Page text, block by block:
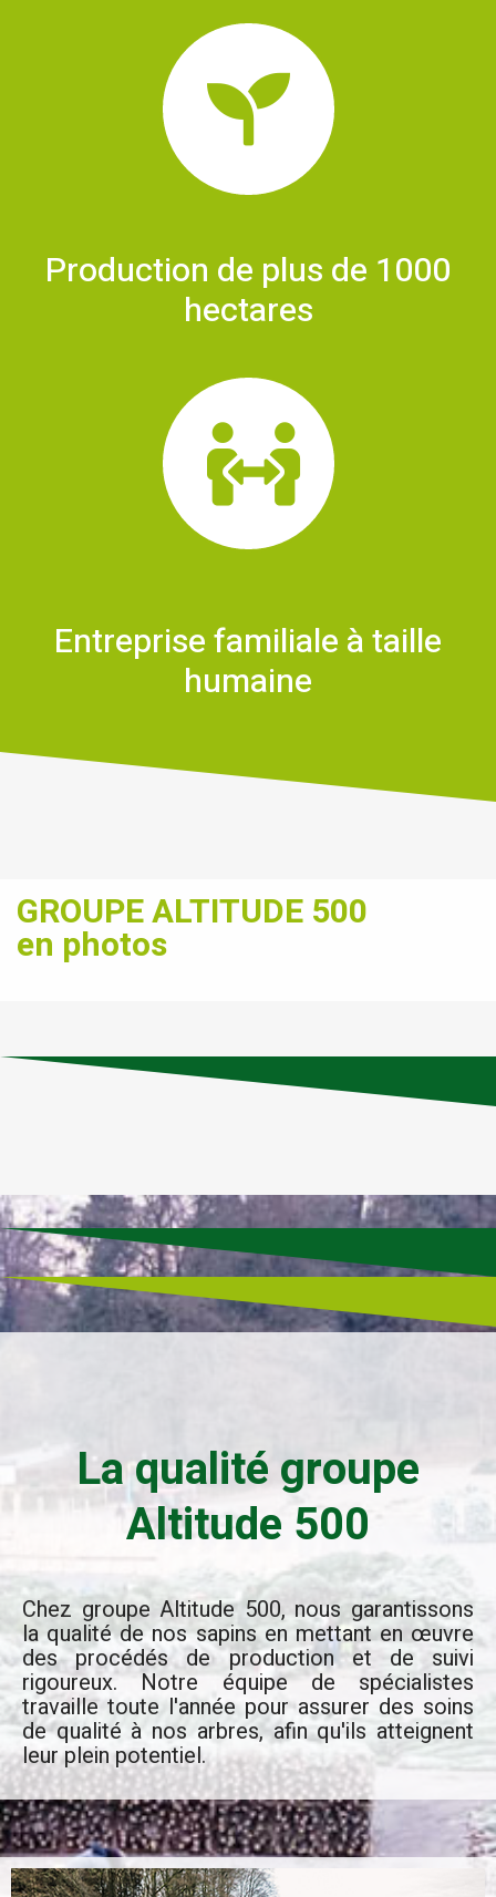
Production de plus de 1000
hectares
Entreprise familiale à taille
humaine
GROUPE ALTITUDE 500
en photos
La qualité groupe
Altitude 500
Chez groupe Altitude 500, nous garantissons
la qualité de nos sapins en mettant en œuvre
des procédés de production et de suivi
rigoureux. Notre équipe de spécialistes
travaille toute l'année pour assurer des soins
de qualité à nos arbres, afin qu'ils atteignent
leur plein potentiel.